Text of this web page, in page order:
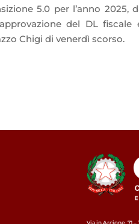
5.0 per l’anno
del DL
Chigi di venerdì scorso.